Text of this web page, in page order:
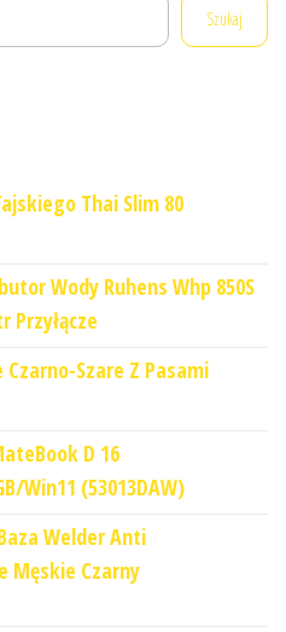
Szukaj
Thai Slim 80
Wody Ruhens Whp 850S
Przyłącze
Czarno-Szare Z Pasami
D 16
Win11 (53013DAW)
Welder Anti
Męskie Czarny